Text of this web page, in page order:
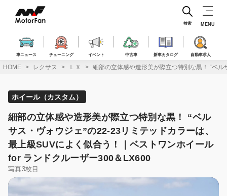
ス
車ニュース チューニング イベント 中古車 新車カタログ 自動車求人
検索 MENU
HOME レクサス ＬＸ 細部の立体感や造形美が際立つ特別な黒！ “ベ
ホイール（カスタム）
細部の立体感や造形美が際立つ特別な黒！ “ベル
サス・ヴォウジェ”の22-23リミテッドカラーは、
最上級SUVによく似合う！｜ベストワンホイール
for ランドクルーザー300＆LX600
写真3枚目